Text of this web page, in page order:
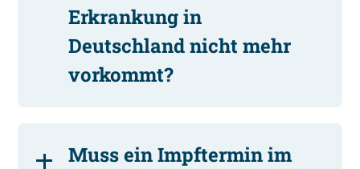
Erkrankung in
Deutschland nicht mehr
vorkommt?
Muss ein Impftermin im